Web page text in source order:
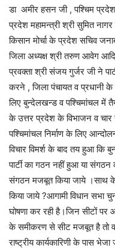
डा अमीर हसन जी , पश्चिम प्रदेश
प्रदेश महामन्त्री श्री सुमित
किसान मोर्चा के प्रदेश सचिव
जिला अध्यक्ष श्री तरुण आवेग आदि
प्रवक्ता श्री संजय गुर्जर जी ने
करने , जिला पंचायत व प्रधानी
लिए बुन्देलखन्ड व पश्चिमांचल में
के उत्तर प्रदेश के विभाजन व
पश्चिमांचल निर्माण के लिए
विचार विमर्श के बाद तय हुआ कि
पार्टी का गठन नहीं हुआ या
संगठन मजबूत किया जाये ।साथ के
किया जाये ?आगामी विधान सभा
घोषणा कर रही है।जिन सीटों
के समीकरण से सीट मजबूत है तो
राष्ट्रीय कार्यकारिणी के पास